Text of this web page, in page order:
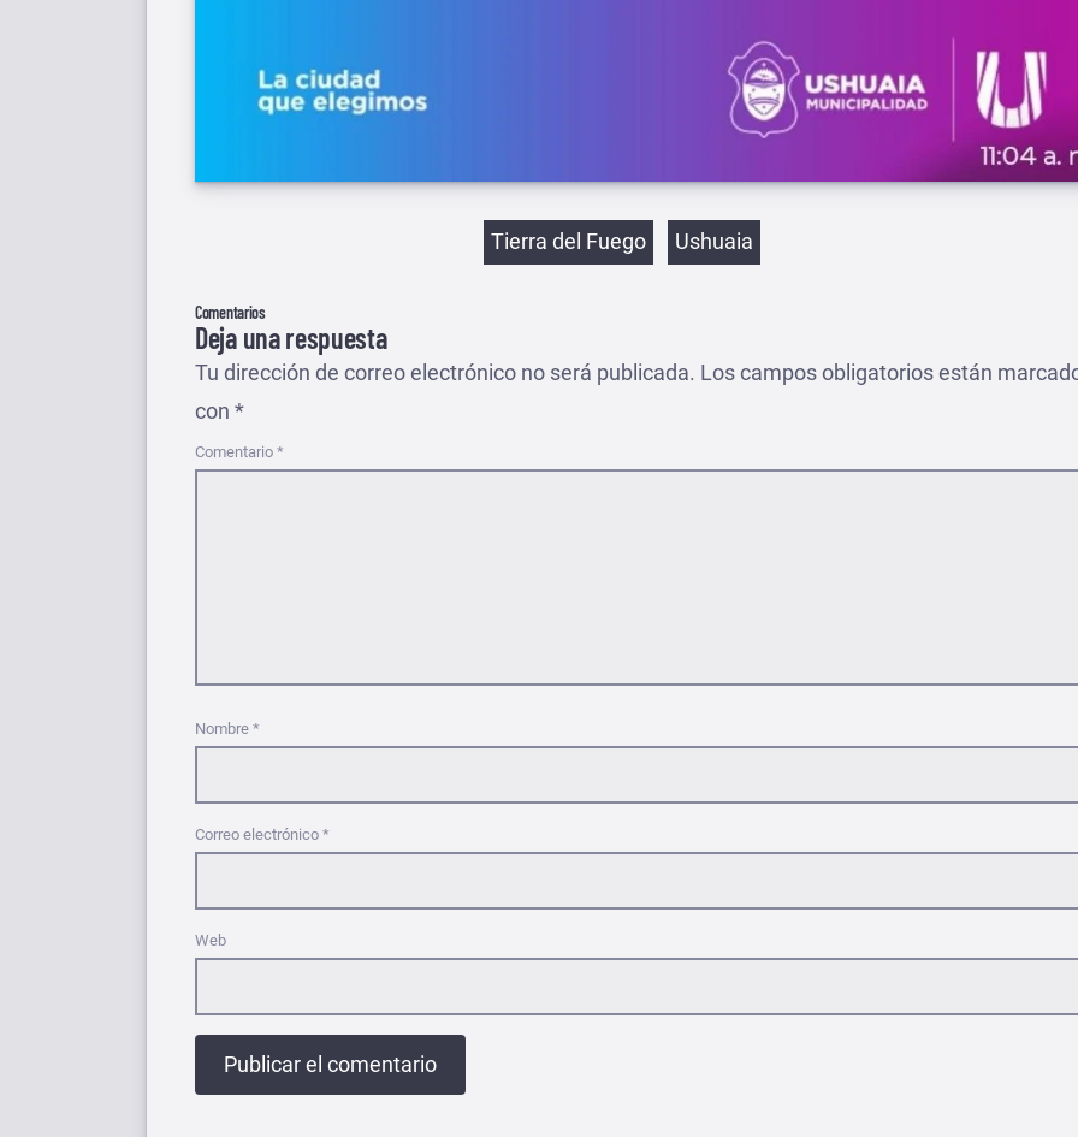
Etiquetas
Tierra del Fuego Ushuaia
Comentarios
Deja una respuesta
Tu dirección de correo electrónico no será publicada. Los campos obligatorios están
con *
Comentario *
Nombre *
Correo electrónico *
Web